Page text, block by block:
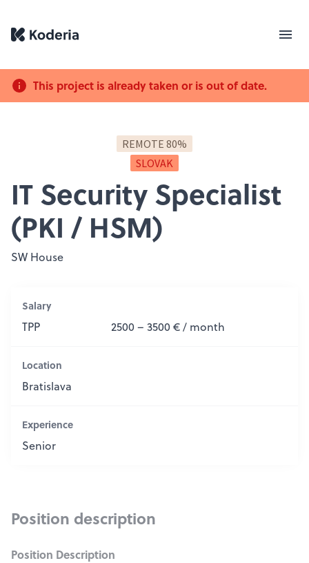
This project is already taken or is out of date.
REMOTE 80%
SLOVAK
IT Security Specialist
(PKI / HSM)
SW House
Salary
TPP 2500 – 3500 € / month
Location
Bratislava
Experience
Senior
Position description
Position Description